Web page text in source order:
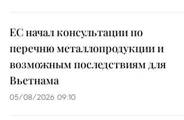
ЕС начал консультации по
перечню металлопродукции и
возможным последствиям для
Вьетнама
05/08/2026 09:10